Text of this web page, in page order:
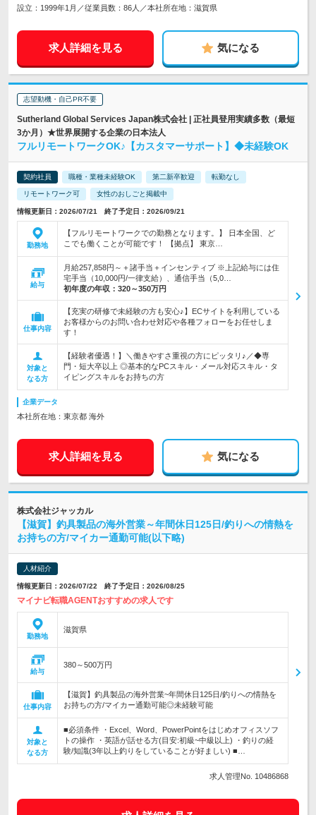
設立：1999年1月／従業員数：86人／本社所在地：滋賀県
求人詳細を見る 気になる
志望動機・自己PR不要
Sutherland Global Services Japan株式会社 | 正社員登用実績多数（最短
3か月）★世界展開する企業の日本法人
フルリモートワークOK♪【カスタマーサポート】◆未経験OK
契約社員 職種・業種未経験OK 第二新卒歓迎 転勤なし
リモートワーク可 女性のおしごと掲載中
情報更新日：2026/07/21 終了予定日：2026/09/21
勤務地
【フルリモートワークでの勤務となります。】 日本全国、ど
こでも働くことが可能です！ 【拠点】 東京…
給与
月給257,858円～＋諸手当＋インセンティブ ※上記給与には住
宅手当（10,000円/一律支給）、通信手当（5,0…
初年度の年収： 320～350万円
仕事内容
【充実の研修で未経験の方も安心♪】ECサイトを利用している
お客様からのお問い合わせ対応や各種フォローをお任せしま
す！
対象と
なる方
【経験者優遇！】＼働きやすさ重視の方にピッタリ♪／◆専
門・短大卒以上 ◎基本的なPCスキル・メール対応スキル・タ
イピングスキルをお持ちの方
企業データ
本社所在地：東京都 海外
求人詳細を見る 気になる
株式会社ジャッカル
【滋賀】釣具製品の海外営業～年間休日125日/釣りへの情熱を
お持ちの方/マイカー通勤可能(以下略)
人材紹介
情報更新日：2026/07/22 終了予定日：2026/08/25
マイナビ転職AGENTおすすめの求人です
勤務地
滋賀県
給与
380～500万円
仕事内容
【滋賀】釣具製品の海外営業~年間休日125日/釣りへの情熱を
お持ちの方/マイカー通勤可能◎未経験可能
対象と
なる方
■必須条件 ・Excel、Word、PowerPointをはじめオフィスソフ
トの操作 ・英語が話せる方(目安:初級~中級以上) ・釣りの経
験/知識(3年以上釣りをしていることが好ましい) ■…
求人管理No. 10486868